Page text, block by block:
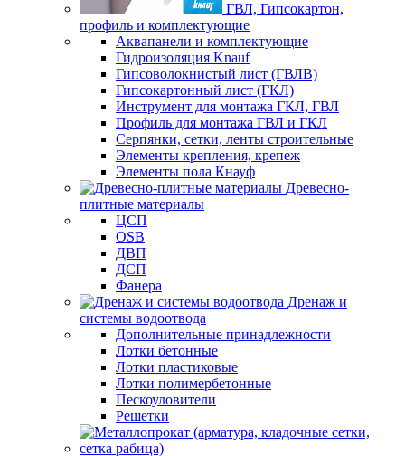
ГВЛ, Гипсокартон,
профиль и комплектующие
Аквапанели и комплектующие
Гидроизоляция Knauf
Гипсоволокнистый лист (ГВЛВ)
Гипсокартонный лист (ГКЛ)
Инструмент для монтажа ГКЛ, ГВЛ
Профиль для монтажа ГВЛ и ГКЛ
Серпянки, сетки, ленты строительные
Элементы крепления, крепеж
Элементы пола Кнауф
Древесно-
плитные материалы
ЦСП
OSB
ДВП
ДСП
Фанера
Дренаж и
системы водоотвода
Дополнительные принадлежности
Лотки бетонные
Лотки пластиковые
Лотки полимербетонные
Пескоуловители
Решетки